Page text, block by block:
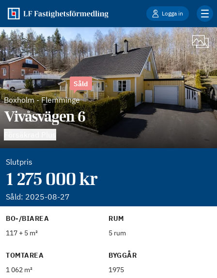
Logga in
Boxholm-Flemminge
Såld
Vivåsvägen 6
Slutpris
1 275 000 kr
Såld: 2025-08-27
BO-/BIAREA
117 + 5 m²
RUM
5 rum
TOMTAREA
1 062 m²
BYGGÅR
1975